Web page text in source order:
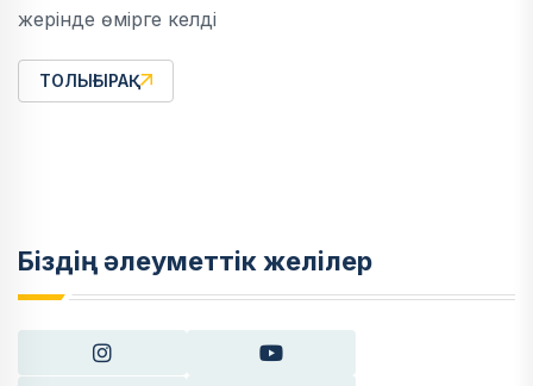
жерінде өмірге келді
ТОЛЫҒЫРАҚ
Біздің әлеуметтік желілер